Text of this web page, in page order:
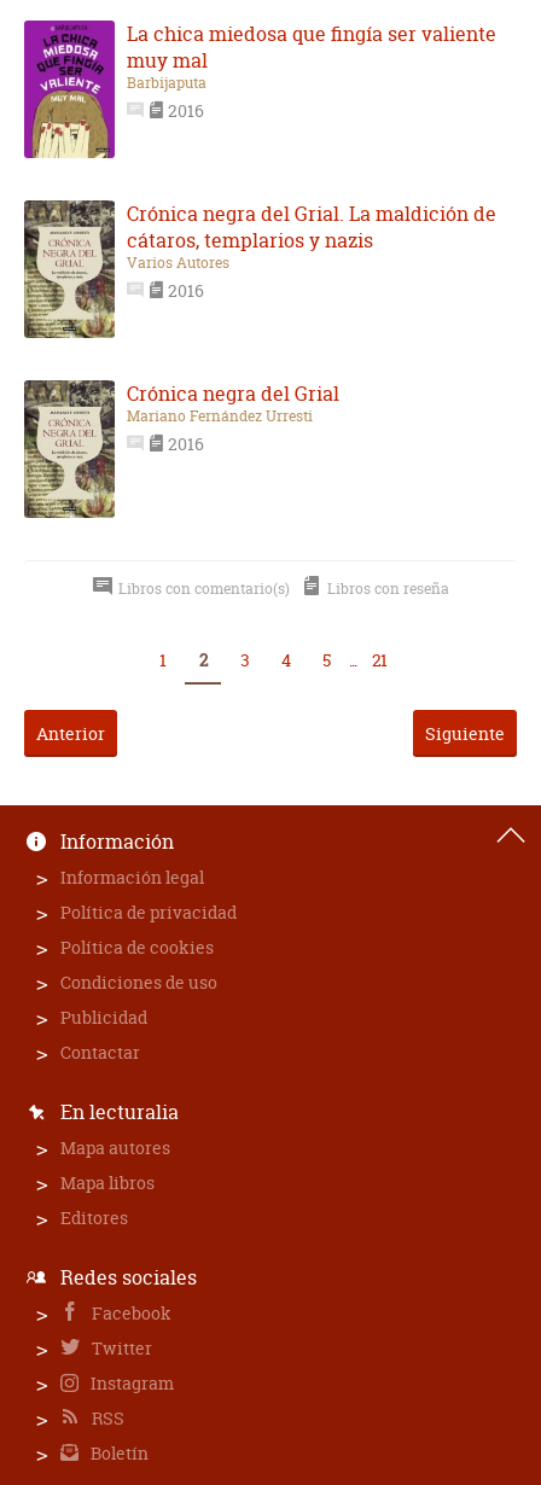
La chica miedosa que fingía ser valiente
muy mal
Barbijaputa
2016
Crónica negra del Grial. La maldición de
cátaros, templarios y nazis
Varios Autores
2016
Crónica negra del Grial
Mariano Fernández Urresti
2016
Libros con comentario(s) Libros con reseña
Anterior
1 2 3 4 5 21
Siguiente
Información
Información legal
Política de privacidad
Política de cookies
Condiciones de uso
Publicidad
Contactar
En lecturalia
Mapa autores
Mapa libros
Editores
Redes sociales
Facebook
Twitter
Instagram
RSS
Boletín